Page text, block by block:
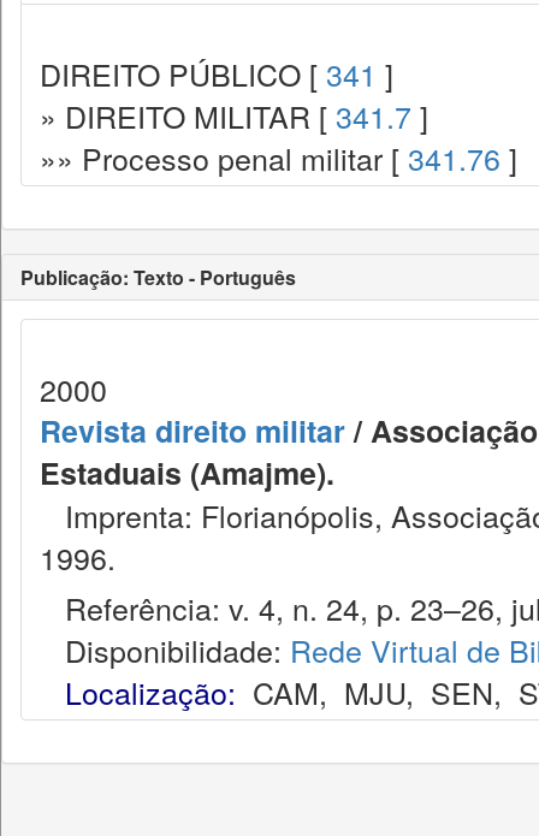
DIREITO PÚBLICO [ 341 ]
» DIREITO MILITAR [ 341.7 ]
»» Processo penal militar [ 341.76 ]
Publicação: Texto - Português
2000
Revista direito militar/
Estaduais (Amajme).
Imprenta: Florianópolis,
1996.
Referência: v. 4, n. 24, p. 23–26,
Disponibilidade: Rede Virtual de
Localização: CAM, MJU, SEN,